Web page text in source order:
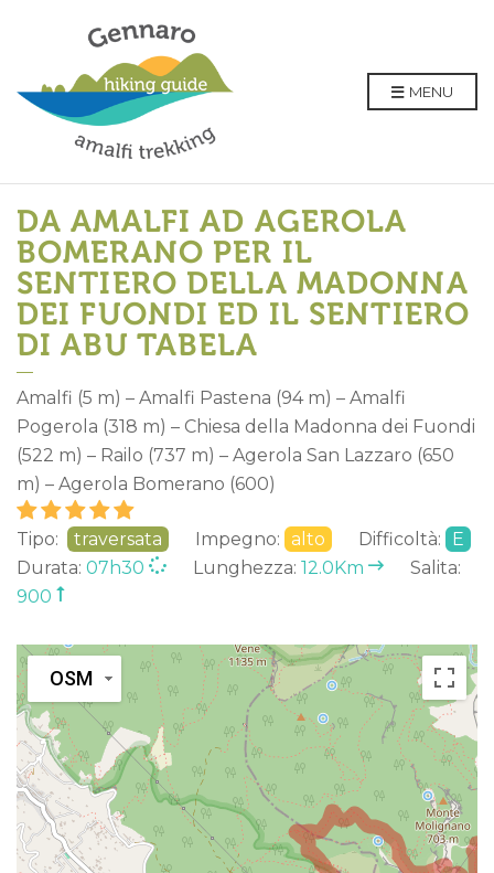
MENU
DA AMALFI AD AGEROLA
BOMERANO PER IL
SENTIERO DELLA MADONNA
DEI FUONDI ED IL SENTIERO
DI ABU TABELA
Amalfi (5 m) – Amalfi Pastena (94 m) – Amalfi
Pogerola (318 m) – Chiesa della Madonna dei Fuondi
(522 m) – Railo (737 m) – Agerola San Lazzaro (650
m) – Agerola Bomerano (600)
Tipo: traversata Impegno: alto Difficoltà:
E
Durata: 07h30 Lunghezza: 12.0Km
Salita:
900
OSM